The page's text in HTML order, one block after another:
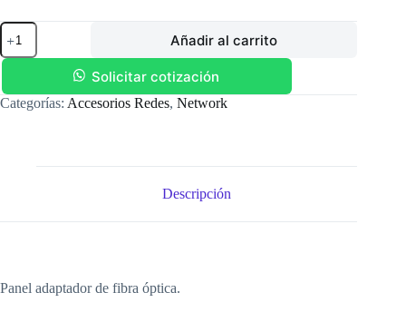
FRENTE
08
ADAPTADOR
LANP
DUPL.SM
Añadir al carrito
Solicitar cotización
Categorías: Accesorios Redes, Network
Descripción
Panel adaptador de fibra óptica.